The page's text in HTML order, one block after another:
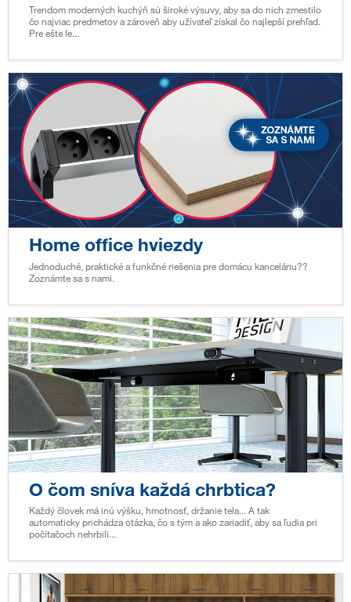
Trendom moderných kuchýň sú široké výsuvy, aby sa do nich zmestilo
čo najviac predmetov a zároveň aby užívateľ získal čo najlepší prehľad.
Pre ešte le...
Home office hviezdy
Jednoduché, praktické a funkčné riešenia pre domácu kanceláriu??
Zoznámte sa s nami.
O čom sníva každá chrbtica?
Každý človek má inú výšku, hmotnosť, držanie tela... A tak
automaticky prichádza otázka, čo s tým a ako zariadiť, aby sa ľudia pri
počítačoch nehrbili...